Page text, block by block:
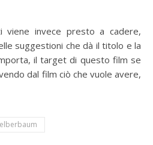
invece presto a cadere,
suggestioni che dà il titolo e la
il target di questo film se
dal film ciò che vuole avere,